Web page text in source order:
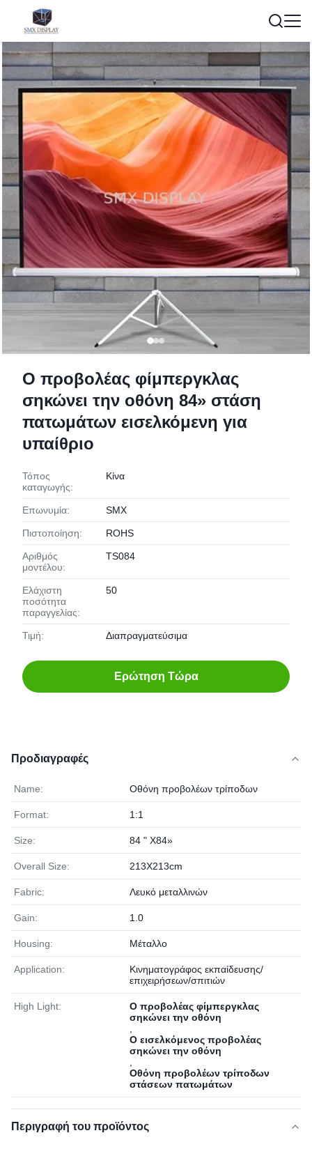
Ο προβολέας φίμπεργκλας
σηκώνει την οθόνη 84» στάση
πατωμάτων εισελκόμενη για
υπαίθριο
Τόπος
καταγωγής:
Κίνα
Επωνυμία: SMX
Πιστοποίηση: ROHS
Αριθμός
μοντέλου:
TS084
Ελάχιστη
ποσότητα
παραγγελίας:
50
Τιμή: Διαπραγματεύσιμα
Ερώτηση Τώρα
Προδιαγραφές
Name: Οθόνη προβολέων τρίποδων
Format: 1:1
Size: 84 " X84»
Overall Size: 213X213cm
Fabric: Λευκό μεταλλινών
Gain: 1.0
Housing: Μέταλλο
Application:
Κινηματογράφος εκπαίδευσης/
επιχειρήσεων/σπιτιών
High Light:
Ο προβολέας φίμπεργκλας
σηκώνει την οθόνη
Ο εισελκόμενος προβολέας
σηκώνει την οθόνη
Οθόνη προβολέων τρίποδων
στάσεων πατωμάτων
Περιγραφή του προϊόντος